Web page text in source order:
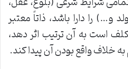
و…) را دارا باشد، ذاتاً معتبر
است به آن ترتیب اثر دهد،
خلاف واقع بودن آن پیدا کند.